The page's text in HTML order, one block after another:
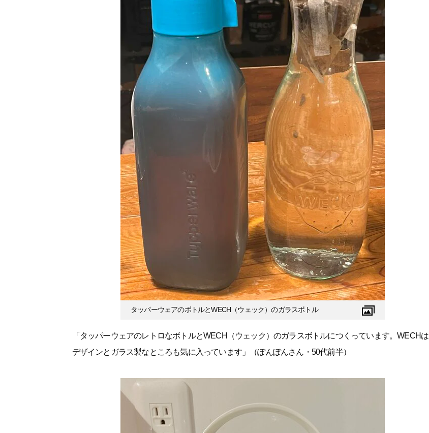
タッパーウェアのボトルとWECH（ウェック）のガラスボトル
「タッパーウェアのレトロなボトルとWECH（ウェック）のガラスボトルにつくっています。WECHは
デザインとガラス製なところも気に入っています」（ぽんぽんさん・50代前半）